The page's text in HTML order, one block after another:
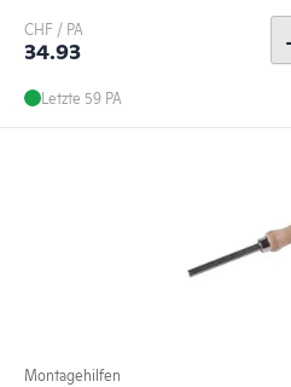
CHF / PA
34.93
Letzte 59 PA
Montagehilfen